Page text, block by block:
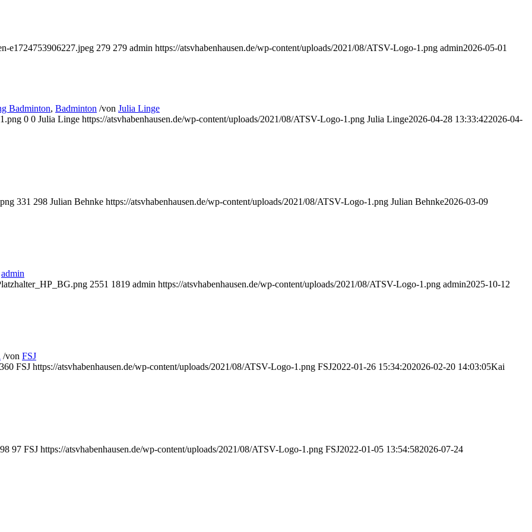
e1724753906227.jpeg 279 279 admin https://atsvhabenhausen.de/wp-content/uploads/2021/08/ATSV-Logo-1.png admin2026-05-01
Badminton, Badminton /von Julia Linge
0 0 Julia Linge https://atsvhabenhausen.de/wp-content/uploads/2021/08/ATSV-Logo-1.png Julia Linge2026-04-28 13:33:422026-04-
331 298 Julian Behnke https://atsvhabenhausen.de/wp-content/uploads/2021/08/ATSV-Logo-1.png Julian Behnke2026-03-09
admin
2551 1819 admin https://atsvhabenhausen.de/wp-content/uploads/2021/08/ATSV-Logo-1.png admin2025-10-12
/von FSJ
360 FSJ https://atsvhabenhausen.de/wp-content/uploads/2021/08/ATSV-Logo-1.png FSJ2022-01-26 15:34:202026-02-20 14:03:05Kai
98 97 FSJ https://atsvhabenhausen.de/wp-content/uploads/2021/08/ATSV-Logo-1.png FSJ2022-01-05 13:54:582026-07-24